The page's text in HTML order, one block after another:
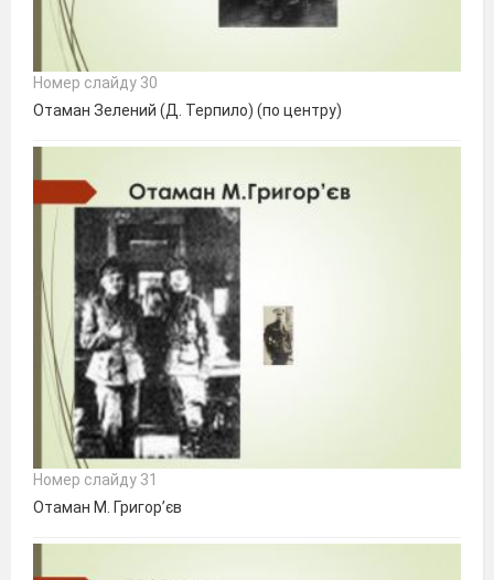
Номер слайду 30
Отаман Зелений (Д. Терпило) (по центру)
Номер слайду 31
Отаман М. Григор’єв